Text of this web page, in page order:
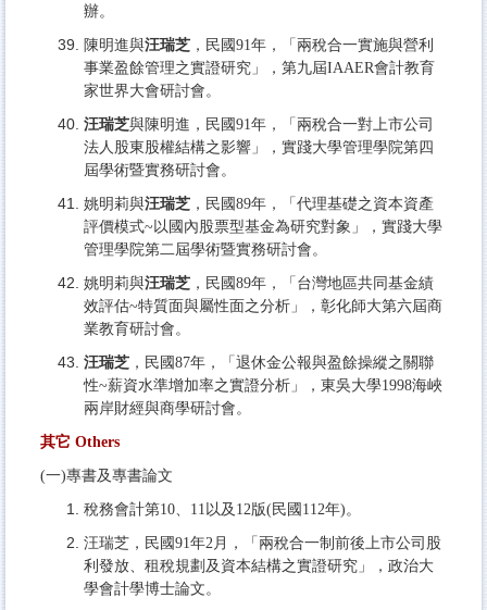
辦。
陳明進與汪瑞芝 ，民國91年，「兩稅合一實施與營利
事業盈餘管理之實證研究」，第九屆IAAER會計教育
家世界大會研討會。
汪瑞芝與陳明進，民國91年，「兩稅合一對上市公司
法人股東股權結構之影響」，實踐大學管理學院第四
屆學術暨實務研討會。
姚明莉與汪瑞芝 ，民國89年，「代理基礎之資本資產
評價模式~以國內股票型基金為研究對象」，實踐大學
管理學院第二屆學術暨實務研討會。
姚明莉與汪瑞芝 ，民國89年，「台灣地區共同基金績
效評估~特質面與屬性面之分析」，彰化師大第六屆商
業教育研討會。
汪瑞芝 ，民國87年，「退休金公報與盈餘操縱之關聯
性~薪資水準增加率之實證分析」，東吳大學1998海峽
兩岸財經與商學研討會。
其它 Others
(一)專書及專書論文
稅務會計第10、11以及12版(民國112年)。
汪瑞芝，民國91年2月，「兩稅合一制前後上市公司股
利發放、租稅規劃及資本結構之實證研究」，政治大
學會計學博士論文。